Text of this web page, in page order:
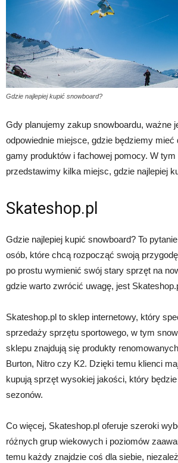
Gdzie najlepiej kupić snowboard?
Gdy planujemy zakup snowboardu, ważne
odpowiednie miejsce, gdzie będziemy mieć
gamy produktów i fachowej pomocy. W tym
przedstawimy kilka miejsc, gdzie najlepiej
Skateshop.pl
Gdzie najlepiej kupić snowboard? To
osób, które chcą rozpocząć swoją
po prostu wymienić swój stary sprzęt na
gdzie warto zwrócić uwagę, jest
Skateshop.pl to sklep internetowy, który
sprzedaży sprzętu sportowego, w tym
sklepu znajdują się produkty
Burton, Nitro czy K2. Dzięki temu klienci
kupują sprzęt wysokiej jakości, który będzie
sezonów.
Co więcej, Skateshop.pl oferuje szeroki
różnych grup wiekowych i poziomów
temu każdy znajdzie coś dla siebie,